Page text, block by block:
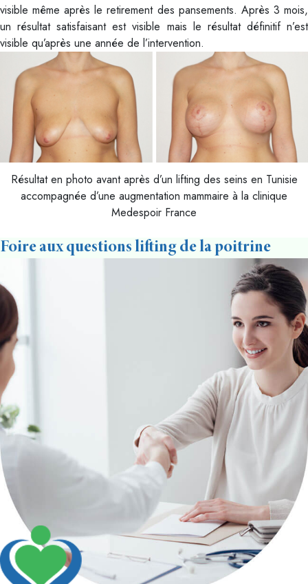
visible même après le retirement des pansements. Après 3 mois,
un résultat satisfaisant est visible mais le résultat définitif n’est
visible qu’après une année de l’intervention.
Résultat en photo avant après d’un lifting des seins en Tunisie
accompagnée d’une augmentation mammaire à la clinique
Medespoir France
Foire aux questions lifting de la poitrine